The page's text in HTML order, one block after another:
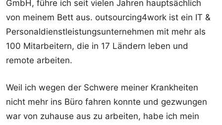
GmbH, führe ich seit vielen Jahren hauptsächlich
von meinem Bett aus. outsourcing4work ist ein IT &
Personaldienstleistungsunternehmen mit mehr als
100 Mitarbeitern, die in 17 Ländern leben und
remote arbeiten.
Weil ich wegen der Schwere meiner Krankheiten
nicht mehr ins Büro fahren konnte und gezwungen
war von zuhause aus zu arbeiten, habe ich mein